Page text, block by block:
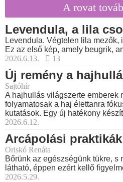
A rovat
Levendula, a lila
Levendula. Végtelen lila mezők,
Ez az első kép, amely beugrik,
2026.6.13.
13
Új remény a
Sajtóhír
A hajhullás világszerte emberek
folyamatosak a haj élettanra
kutatások. Egy új hatékony
2026.6.12.
Arcápolási praktikák
Oriskó Renáta
Bőrünk az egészségünk tükre, s
látható, éppen ezért kellő
2026.5.29.